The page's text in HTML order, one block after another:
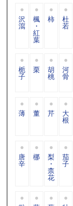
沢
瀉
楓
・
紅
葉
柿 杜
若
栀
子
栗 胡
桃
河
骨
薄 董 芹 大
根
唐
辛
梛 梨
・
柰
花
茄
子